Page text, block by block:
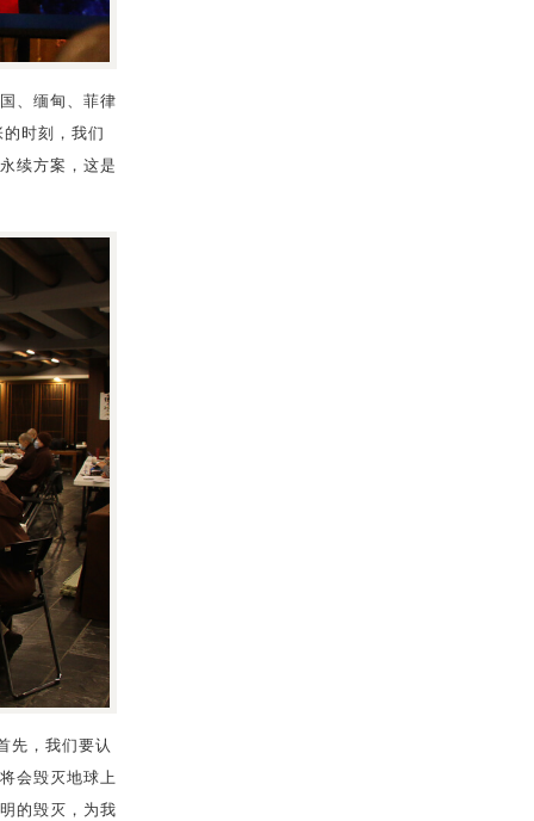
、缅甸、菲律
时刻，我们
续方案，这是
先，我们要认
会毁灭地球上
的毁灭，为我